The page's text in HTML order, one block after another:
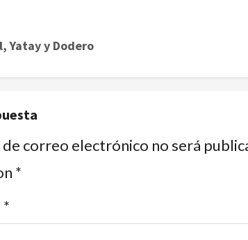
Yatay y Dodero
correo electrónico no será
*
*